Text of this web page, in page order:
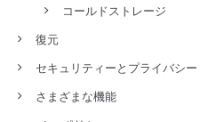
コールドストレージ
復元
セキュリティーとプライバシー
さまざまな機能